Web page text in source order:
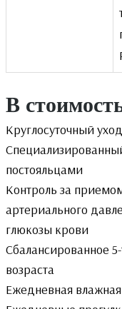
В
Круглосуточный уход
постояльцами
Контроль за
артериального
глюкозы крови
Сбалансированное
возраста
Ежедневная